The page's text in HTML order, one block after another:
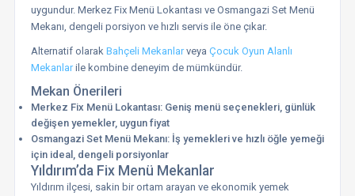
uygundur. Merkez Fix Menü Lokantası ve Osmangazi Set Menü
Mekanı, dengeli porsiyon ve hızlı servis ile öne çıkar.
Alternatif olarak Bahçeli Mekanlarveya Çocuk Oyun Alanlı
Mekanlarile kombine deneyim de mümkündür.
Mekan Önerileri
Merkez Fix Menü Lokantası: Geniş menü seçenekleri, günlük
değişen yemekler, uygun fiyat
Osmangazi Set Menü Mekanı: İş yemekleri ve hızlı öğle yemeği
için ideal, dengeli porsiyonlar
Yıldırım’da Fix Menü Mekanlar
Yıldırım ilçesi, sakin bir ortam arayan ve ekonomik yemek